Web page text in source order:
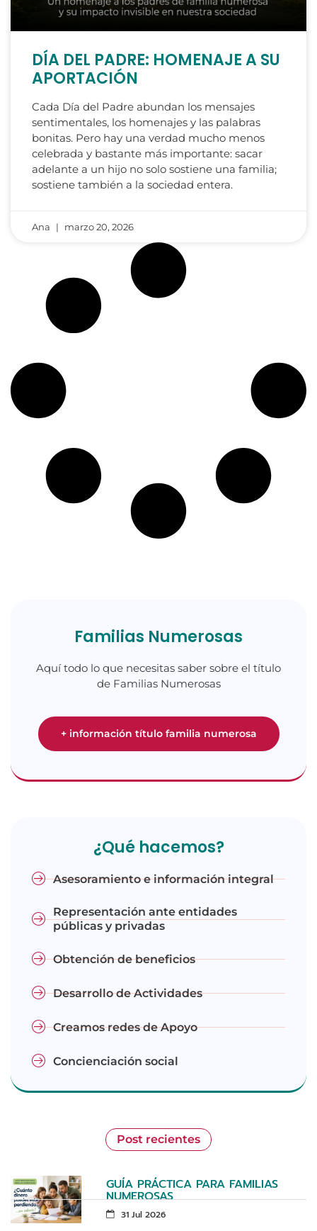
DÍA DEL PADRE: HOMENAJE A SU
APORTACIÓN
Cada Día del Padre abundan los mensajes
sentimentales, los homenajes y las palabras
bonitas. Pero hay una verdad mucho menos
celebrada y bastante más importante: sacar
adelante a un hijo no solo sostiene una familia;
sostiene también a la sociedad entera.
Ana marzo 20, 2026
Familias Numerosas
Aquí todo lo que necesitas saber sobre el título
de Familias Numerosas
+ información título familia numerosa
¿Qué hacemos?
Asesoramiento e información integral
Representación ante entidades
públicas y privadas
Obtención de beneficios
Desarrollo de Actividades
Creamos redes de Apoyo
Concienciación social
Post recientes
GUÍA PRÁCTICA PARA FAMILIAS
NUMEROSAS
31 Jul 2026